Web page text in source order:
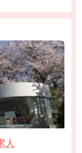
人